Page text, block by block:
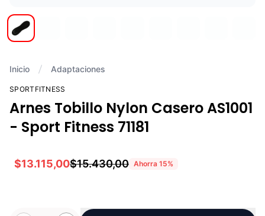
Inicio Adaptaciones
SPORTFITNESS
Arnes Tobillo Nylon Casero AS1001
- Sport Fitness 71181
$13.115,00$15.430,00 Ahorra 15%